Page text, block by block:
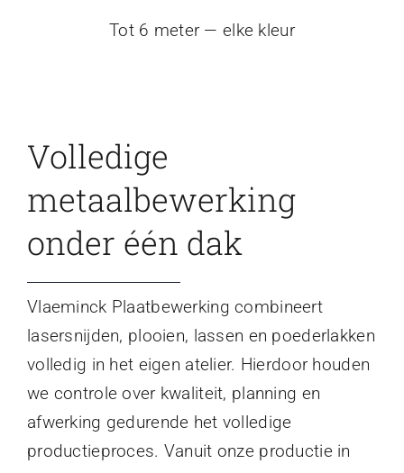
Tot 6 meter — elke kleur
Volledige
metaalbewerking
onder één dak
Vlaeminck Plaatbewerking combineert
lasersnijden, plooien, lassen en poederlakken
volledig in het eigen atelier. Hierdoor houden
we controle over kwaliteit, planning en
afwerking gedurende het volledige
productieproces. Vanuit onze productie in